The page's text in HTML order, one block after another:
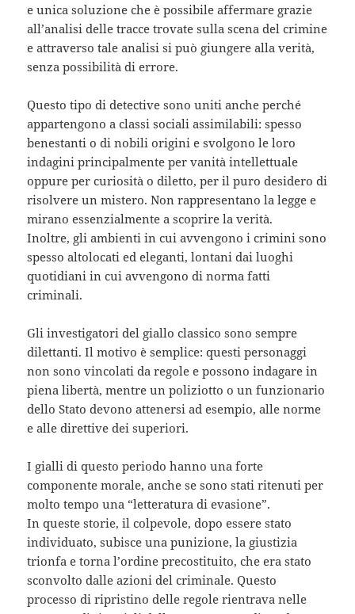
e unica soluzione che è possibile affermare grazie
all’analisi delle tracce trovate sulla scena del crimine
e attraverso tale analisi si può giungere alla verità,
senza possibilità di errore.
Questo tipo di detective sono uniti anche perché
appartengono a classi sociali assimilabili: spesso
benestanti o di nobili origini e svolgono le loro
indagini principalmente per vanità intellettuale
oppure per curiosità o diletto, per il puro desidero di
risolvere un mistero. Non rappresentano la legge e
mirano essenzialmente a scoprire la verità.
Inoltre, gli ambienti in cui avvengono i crimini sono
spesso altolocati ed eleganti, lontani dai luoghi
quotidiani in cui avvengono di norma fatti
criminali.
Gli investigatori del giallo classico sono sempre
dilettanti. Il motivo è semplice: questi personaggi
non sono vincolati da regole e possono indagare in
piena libertà, mentre un poliziotto o un funzionario
dello Stato devono attenersi ad esempio, alle norme
e alle direttive dei superiori.
I gialli di questo periodo hanno una forte
componente morale, anche se sono stati ritenuti per
molto tempo una “letteratura di evasione”.
In queste storie, il colpevole, dopo essere stato
individuato, subisce una punizione, la giustizia
trionfa e torna l’ordine precostituito, che era stato
sconvolto dalle azioni del criminale. Questo
processo di ripristino delle regole rientrava nelle